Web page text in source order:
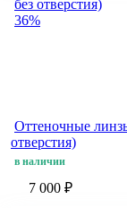
36%
Оттеночные
отверстия)
в наличии
7 000 ₽